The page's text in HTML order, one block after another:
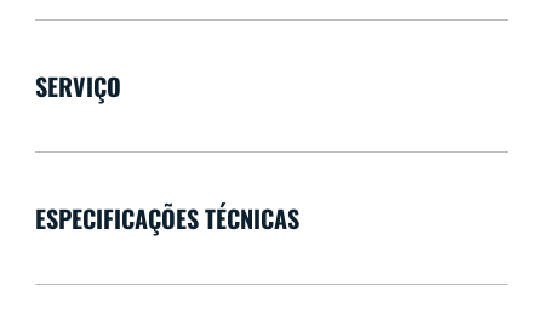
SERVIÇO
ESPECIFICAÇÕES TÉCNICAS